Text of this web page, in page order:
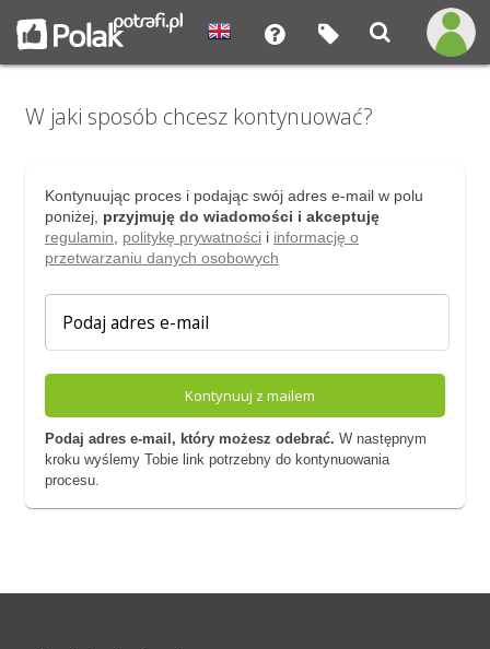
W jaki sposób chcesz kontynuować?
Kontynuując proces i podając swój adres e-mail w polu
poniżej, przyjmuję do wiadomości i akceptuję
regulamin
politykę prywatnościi informację o
przetwarzaniu danych osobowych
Kontynuuj z mailem
Podaj adres e-mail, który możesz odebrać. W następnym
kroku wyślemy Tobie link potrzebny do kontynuowania
procesu.